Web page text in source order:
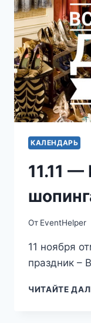
КАЛЕНДАРЬ
11.11
От EventHelper
11 ноября
праздник –
ЧИТАЙТЕ